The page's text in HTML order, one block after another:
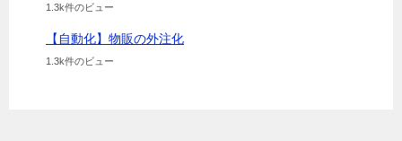
1.3k件のビュー
【自動化】物販の外注化
1.3k件のビュー